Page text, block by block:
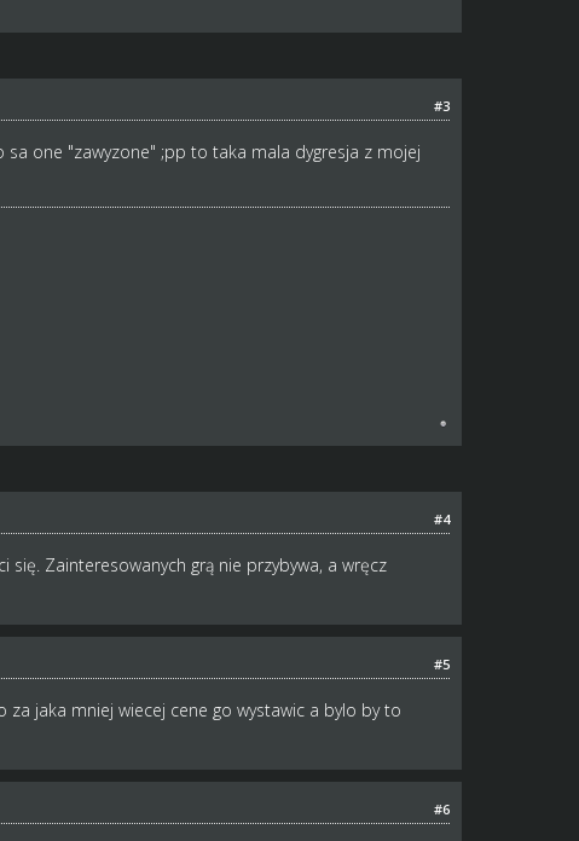
#3
one "zawyzone" ;pp to taka mala dygresja z mojej
#4
Zainteresowanych grą nie przybywa, a wręcz
#5
jaka mniej wiecej cene go wystawic a bylo by to
#6